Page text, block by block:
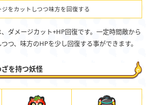
ジをカットしつつ味方を回復する
、ダメージカット+HP回復です。一定時間敵から
つ、味方のHPを少し回復する事ができます。
を持つ妖怪